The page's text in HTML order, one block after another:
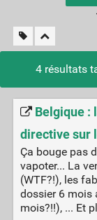
4 résultats
Belgique :
directive sur
Ça bouge pas
vapoter... La
(WTF?!), les
dossier 6 mois
mois?!!), ... Et